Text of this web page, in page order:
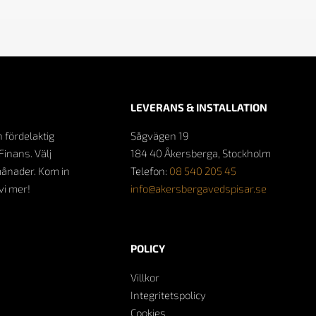
fördelaktig
Välj
Kom in
mer!
LEVERANS & INSTALLATION
Sågvägen 19
184 40 Åkersberga, Stockholm
Telefon: 08 540 205 45
info@akersbergavedspisar.se
POLICY
Villkor
Integritetspolicy
Cookies